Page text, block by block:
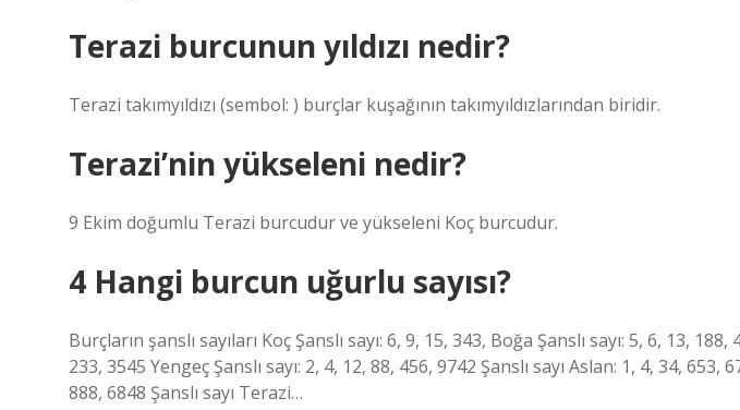
Terazi burcunun yıldızı nedir?
Terazi takımyıldızı (sembol: ) burçlar kuşağının takımyıldızlarından biridir.
Terazi’nin yükseleni nedir?
9 Ekim doğumlu Terazi burcudur ve yükseleni Koç burcudur.
4 Hangi burcun uğurlu sayısı?
Burçların şanslı sayıları Koç Şanslı sayı: 6, 9, 15, 343, Boğa Şanslı sayı: 5, 6, 13,
233, 3545 Yengeç Şanslı sayı: 2, 4, 12, 88, 456, 9742 Şanslı sayı Aslan: 1, 4, 34, 653,
888, 6848 Şanslı sayı Terazi…